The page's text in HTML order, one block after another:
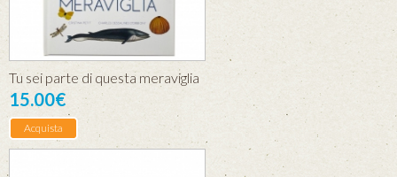
Tu sei parte di questa meraviglia
15.00€
Acquista